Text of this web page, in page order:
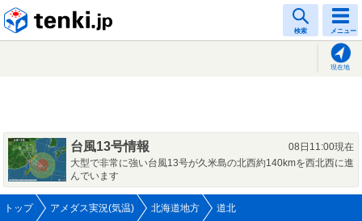
検索 メニュー
現在地
台風13号情報
08日11:00現在
大型で非常に強い台風13号が久米島の北西約140kmを西北西に進
んでいます
トップ アメダス実況(気温) 北海道地方 道北